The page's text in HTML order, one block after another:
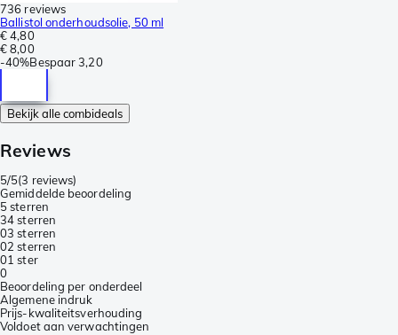
736 reviews
Ballistol onderhoudsolie, 50 ml
€ 4,80
€ 8,00
-40%Bespaar 3,20
Bekijk alle combideals
Reviews
5/5(3 reviews)
Gemiddelde beoordeling
5 sterren
34 sterren
03 sterren
02 sterren
01 ster
0
Beoordeling per onderdeel
Algemene indruk
Prijs-kwaliteitsverhouding
Voldoet aan verwachtingen